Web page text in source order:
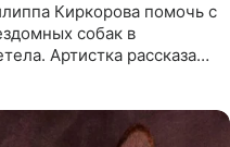
Киркорова помочь с
собак в
Артистка рассказала